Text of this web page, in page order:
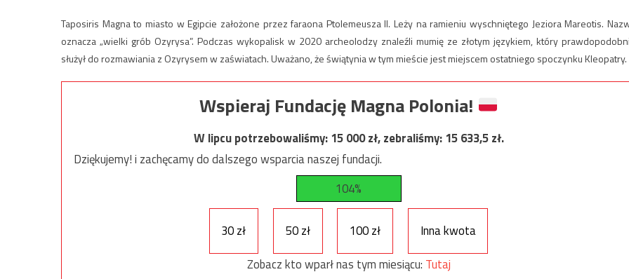
Taposiris Magna to miasto w Egipcie założone przez faraona Ptolemeusza II. Leży na ramieniu wyschniętego Jeziora Mareotis.
oznacza „wielki grób Ozyrysa”. Podczas wykopalisk w 2020 archeolodzy znaleźli mumię ze złotym językiem, który
służył do rozmawiania z Ozyrysem w zaświatach. Uważano, że świątynia w tym mieście jest miejscem ostatniego spoczynku Kleopatry.
Wspieraj Fundację Magna Polonia!
W lipcu potrzebowaliśmy:15 000zł, zebraliśmy:15 633,5zł.
Dziękujemy! i zachęcamy do dalszego wsparcia naszej fundacji.
104%
30 zł 50 zł 100 zł
Inna kwota
Zobacz kto wparł nas tym miesiącu: Tutaj